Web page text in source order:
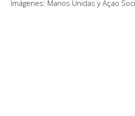
Imágenes: Manos Unidas y Açao